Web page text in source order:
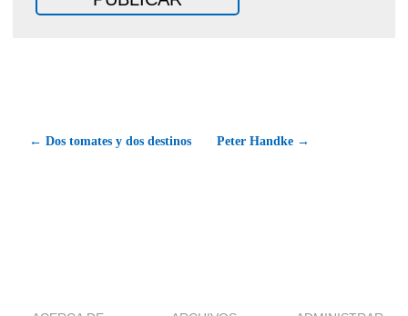
← Dos tomates y dos destinos Peter Handke →